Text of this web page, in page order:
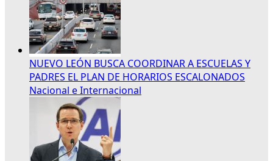
NUEVO LEÓN BUSCA COORDINAR A ESCUELAS Y
PADRES EL PLAN DE HORARIOS ESCALONADOS
Nacional e Internacional